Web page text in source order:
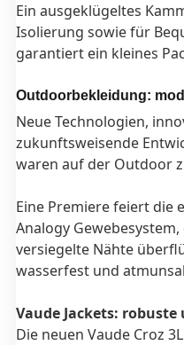
Ein ausgeklügeltes
Isolierung sowie für
garantiert ein kleines
Outdoorbekleidung:
Neue Technologien,
zukunftsweisende
waren auf der Outdoor
Eine Premiere feiert die
Analogy
versiegelte Nähte
wasserfest und
Vaude Jackets:
Die neuen Vaude Croz